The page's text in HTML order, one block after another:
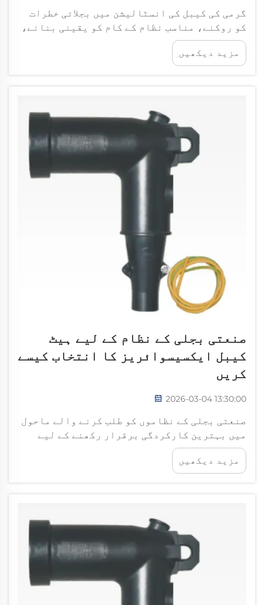
گرمی کی کیبل کی انسٹالیشن میں بجلائی خطرات
کو روکنے، مناسب نظام کے کام کو یقینی بنانے،
اور انسٹالر اور آخری صارفین دونوں کی حفاظت
کے لیے حفاظتی دستورالعمل کی باریکی سے پیروی
کی ضرورت ہوتی ہے۔ پیشہ ورانہ انسٹالر سمجھتے
مزید دیکھیں
صنعتی بجلی کے نظام کے لیے ہیٹ
کیبل ایکسیسوائریز کا انتخاب کیسے
کریں
2026-03-04 13:30:00
صنعتی بجلی کے نظاموں کو طلب کرنے والے ماحول
میں بہترین کارکردگی برقرار رکھنے کے لیے
قابل اعتماد حرارتی انتظام کے حل کی ضرورت
ہوتی ہے۔ موثر آپریشن کو یقینی بنانے، سامان
کی ناکامی کو روکنے اور... کے لیے صحیح حرارتی
مزید دیکھیں